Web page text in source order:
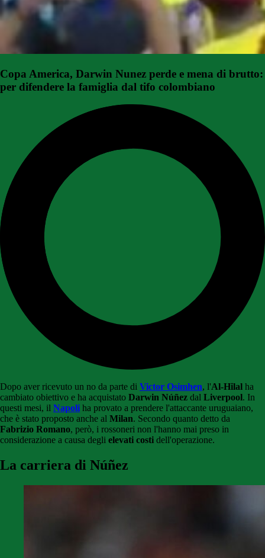
Copa America, Darwin Nunez perde e mena di brutto:
per difendere la famiglia dal tifo colombiano
Dopo aver ricevuto un no da parte di Victor Osimhen, l'Al-Hilal ha
cambiato obiettivo e ha acquistato Darwin Núñez dal Liverpool. In
questi mesi, il Napoli ha provato a prendere l'attaccante uruguaiano,
che è stato proposto anche al Milan. Secondo quanto detto da
Fabrizio Romano, però, i rossoneri non l'hanno mai preso in
considerazione a causa degli elevati costi dell'operazione.
La carriera di Núñez